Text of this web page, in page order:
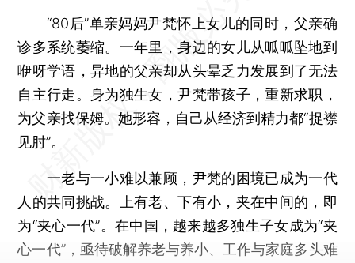
“80后”单亲妈妈尹梵怀上女儿的同时，父亲确
诊多系统萎缩。一年里，身边的女儿从呱呱坠地到
咿呀学语，异地的父亲却从头晕乏力发展到了无法
自主行走。身为独生女，尹梵带孩子，重新求职，
为父亲找保姆。她形容，自己从经济到精力都“捉襟
见肘”。
一老与一小难以兼顾，尹梵的困境已成为一代
人的共同挑战。上有老、下有小，夹在中间的，即
为“夹心一代”。在中国，越来越多独生子女成为“夹
心一代”，亟待破解养老与养小、工作与家庭多头难